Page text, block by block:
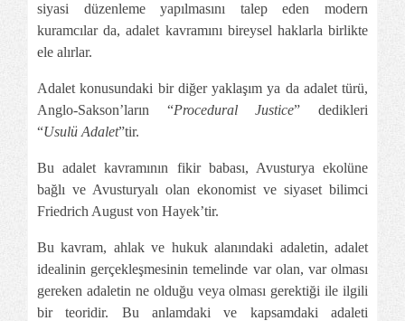
siyasi düzenleme yapılmasını talep eden modern
kuramcılar da, adalet kavramını bireysel haklarla birlikte
ele alırlar.
Adalet konusundaki bir diğer yaklaşım ya da adalet türü,
Anglo-Sakson’ların “Procedural Justice” dedikleri
“Usulü Adalet”tir.
Bu adalet kavramının fikir babası, Avusturya ekolüne
bağlı ve Avusturyalı olan ekonomist ve siyaset bilimci
Friedrich August von Hayek’tir.
Bu kavram, ahlak ve hukuk alanındaki adaletin, adalet
idealinin gerçekleşmesinin temelinde var olan, var olması
gereken adaletin ne olduğu veya olması gerektiği ile ilgili
bir teoridir. Bu anlamdaki ve kapsamdaki adaleti